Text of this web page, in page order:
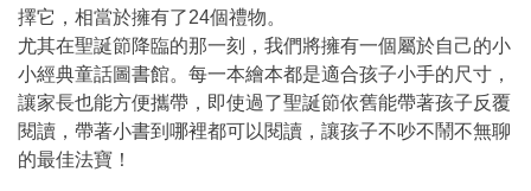
擇它，相當於擁有了24個禮物。
尤其在聖誕節降臨的那一刻，我們將擁有一個屬於自己的小
小經典童話圖書館。每一本繪本都是適合孩子小手的尺寸，
讓家長也能方便攜帶，即使過了聖誕節依舊能帶著孩子反覆
閱讀，帶著小書到哪裡都可以閱讀，讓孩子不吵不鬧不無聊
的最佳法寶！